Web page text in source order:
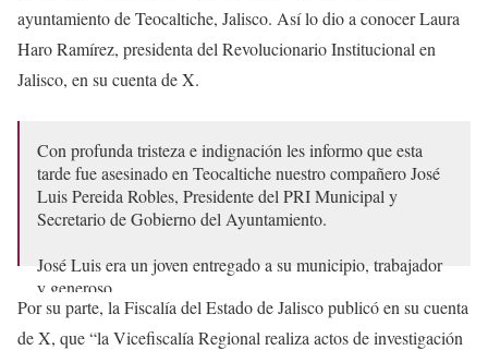
ayuntamiento de Teocaltiche, Jalisco. Así lo dio a conocer Laura
Haro Ramírez, presidenta del Revolucionario Institucional en
Jalisco, en su cuenta de X.
Con profunda tristeza e indignación les informo que esta
tarde fue asesinado en Teocaltiche nuestro compañero José
Luis Pereida Robles, Presidente del PRI Municipal y
Secretario de Gobierno del Ayuntamiento.
José Luis era un joven entregado a su municipio, trabajador
y generoso,…
— Laura Haro Ramírez (@LauHaro)
April 29, 2025
Por su parte, la Fiscalía del Estado de Jalisco publicó en su cuenta
de X, que “la Vicefiscalía Regional realiza actos de investigación